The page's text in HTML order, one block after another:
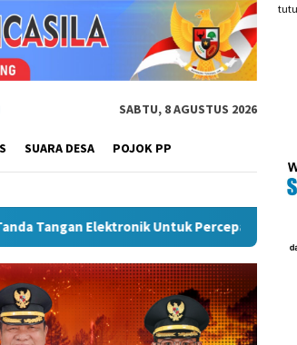
SABTU, 8 AGUSTUS 2026
SUARA DESA POJOK PP
Naik Kelas, Ratu Dewa Tekankan